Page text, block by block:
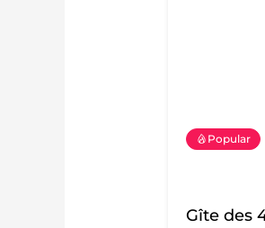
Popular
Gîte des